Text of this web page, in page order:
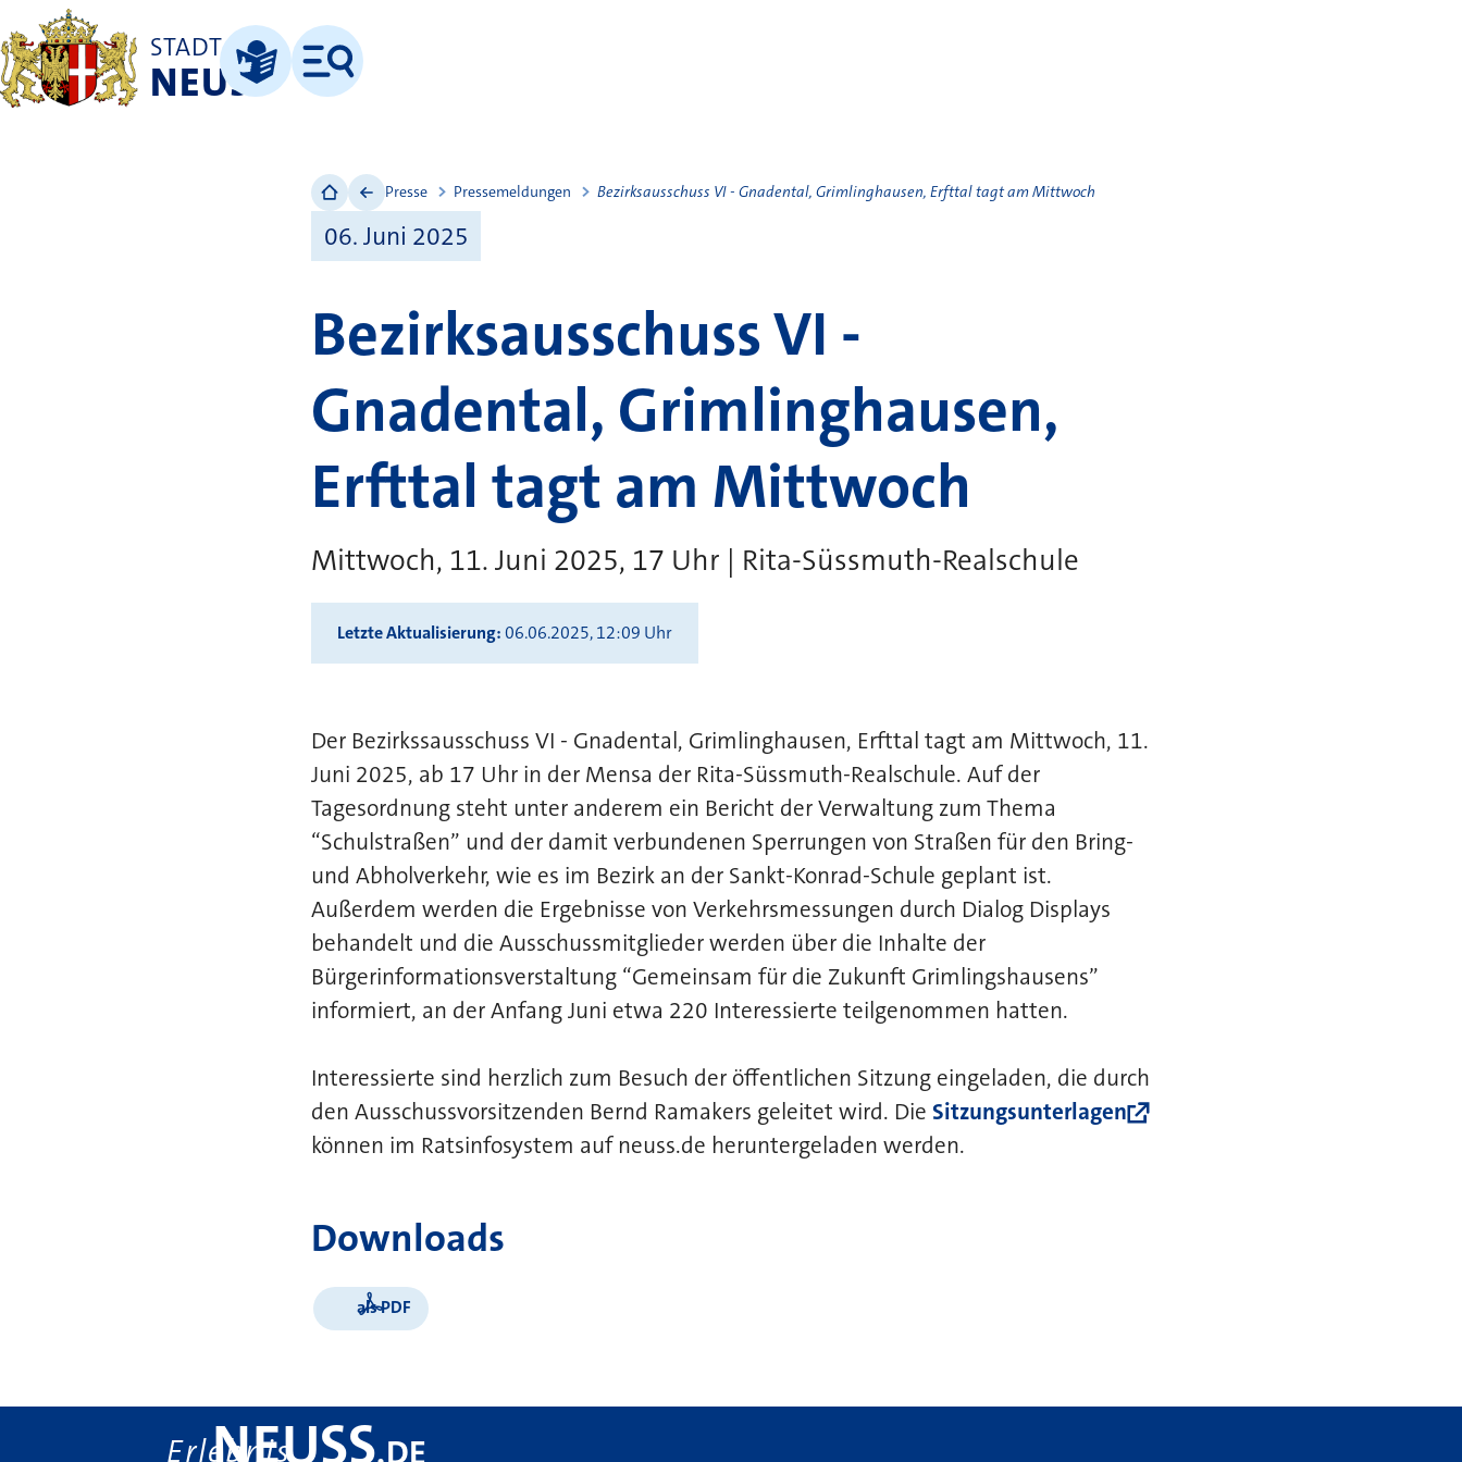
STADT
NEUSSLeichte Sprache
Menü
Presse Pressemeldungen Bezirksausschuss VI - Gnadental, Grimlinghausen, Erfttal tagt am Mittwoch
06. Juni 2025
Bezirksausschuss VI -
Gnadental, Grimlinghausen,
Erfttal tagt am Mittwoch
Mittwoch, 11. Juni 2025, 17 Uhr | Rita-Süssmuth-Realschule
Letzte Aktualisierung 06.06.2025, 12:09 Uhr
Der Bezirkssausschuss VI - Gnadental, Grimlinghausen, Erfttal tagt am Mittwoch, 11.
Juni 2025, ab 17 Uhr in der Mensa der Rita-Süssmuth-Realschule. Auf der
Tagesordnung steht unter anderem ein Bericht der Verwaltung zum Thema
“Schulstraßen” und der damit verbundenen Sperrungen von Straßen für den Bring-
und Abholverkehr, wie es im Bezirk an der Sankt-Konrad-Schule geplant ist.
Außerdem werden die Ergebnisse von Verkehrsmessungen durch Dialog Displays
behandelt und die Ausschussmitglieder werden über die Inhalte der
Bürgerinformationsverstaltung “Gemeinsam für die Zukunft Grimlingshausens”
informiert, an der Anfang Juni etwa 220 Interessierte teilgenommen hatten.
Interessierte sind herzlich zum Besuch der öffentlichen Sitzung eingeladen, die durch
den Ausschussvorsitzenden Bernd Ramakers geleitet wird. Die Sitzungsunterlagen
können im Ratsinfosystem auf neuss.de heruntergeladen werden.
Downloads
als PDF
Erlebnis
NEUSS